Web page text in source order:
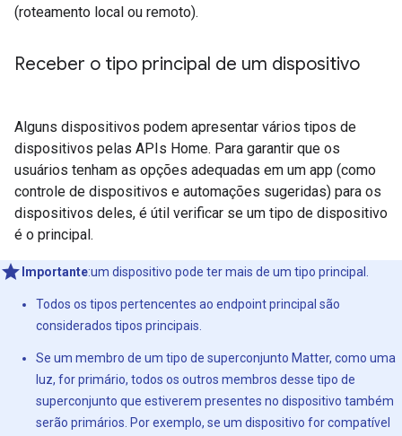
(roteamento local ou remoto).
Receber o tipo principal de um dispositivo
Alguns dispositivos podem apresentar vários tipos de
dispositivos pelas APIs Home. Para garantir que os
usuários tenham as opções adequadas em um app (como
controle de dispositivos e automações sugeridas) para os
dispositivos deles, é útil verificar se um tipo de dispositivo
é o principal.
Importante:um dispositivo pode ter mais de um tipo principal.
Todos os tipos pertencentes ao endpoint principal são
considerados tipos principais.
Se um membro de um tipo de superconjunto Matter, como uma
luz, for primário, todos os outros membros desse tipo de
superconjunto que estiverem presentes no dispositivo também
serão primários. Por exemplo, se um dispositivo for compatível